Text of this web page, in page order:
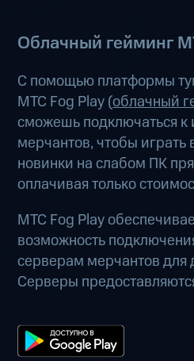
Облачный гейминг
С помощью платформы
МТС Fog Play (облачный
сможешь подключаться
мерчантов, чтобы
новинки на слабом ПК
оплачивая только
МТС Fog Play
возможность
серверам мерчантов для
Серверы